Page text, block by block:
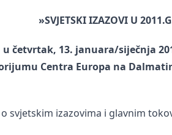
»SVJETSKI IZAZOVI U
u četvrtak, 13. januara/siječnja
Centra Europa na
svjetskim izazovima i glavnim